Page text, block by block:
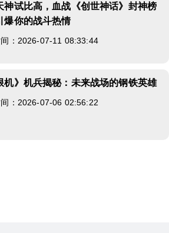
神试比高，血战《创世神话》封神榜
爆你的战斗热情
间：2026-07-11 08:33:44
机》机兵揭秘：未来战场的钢铁英雄
：2026-07-06 02:56:22